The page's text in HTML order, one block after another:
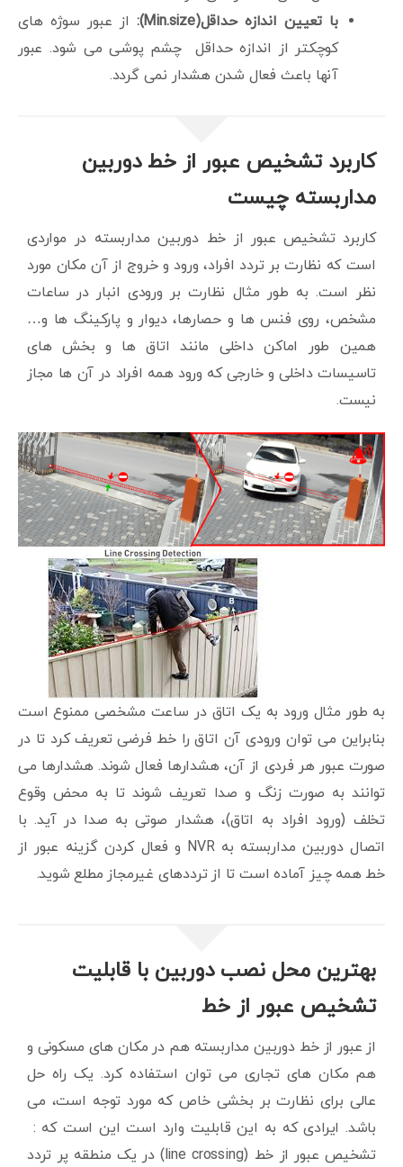
با تعیین اندازه حداقل(Min.size):
از عبور سوژه های
کوچکتر از اندازه حداقل چشم پوشی می شود. عبور
آنها باعث فعال شدن هشدار نمی گردد.
کاربرد تشخیص عبور از خط دوربین
مداربسته چیست
کاربرد تشخیص عبور از خط دوربین مداربسته در مواردی
است که نظارت بر تردد افراد، ورود و خروج از آن مکان مورد
نظر است. به طور مثال نظارت بر ورودی انبار در ساعات
مشخص، روی فنس ها و حصارها، دیوار و پارکینگ ها و…
همین طور اماکن داخلی مانند اتاق ها و بخش های
تاسیسات داخلی و خارجی که ورود همه افراد در آن ها مجاز
نیست.
به طور مثال ورود به یک اتاق در ساعت مشخصی ممنوع است
بنابراین می توان ورودی آن اتاق را خط فرضی تعریف کرد تا در
صورت عبور هر فردی از آن، هشدارها فعال شوند. هشدارها می
توانند به صورت زنگ و صدا تعریف شوند تا به محض وقوع
تخلف (ورود افراد به اتاق)، هشدار صوتی به صدا در آید. با
اتصال دوربین مداربسته به NVR و فعال کردن گزینه عبور از
خط همه چیز آماده است تا از ترددهای غیرمجاز مطلع شوید.
بهترین محل نصب دوربین با قابلیت
تشخیص عبور از خط
از عبور از خط دوربین مداربسته هم در مکان های مسکونی و
هم مکان های تجاری می توان استفاده کرد. یک راه حل
عالی برای نظارت بر بخشی خاص که مورد توجه است، می
باشد. ایرادی که به این قابلیت وارد است این است که :
تشخیص عبور از خط (line crossing) در یک منطقه پر تردد